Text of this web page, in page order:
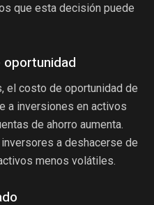
que esta decisión puede
el costo de oportunidad de
a inversiones en activos
de ahorro aumenta.
a deshacerse de
menos volátiles.